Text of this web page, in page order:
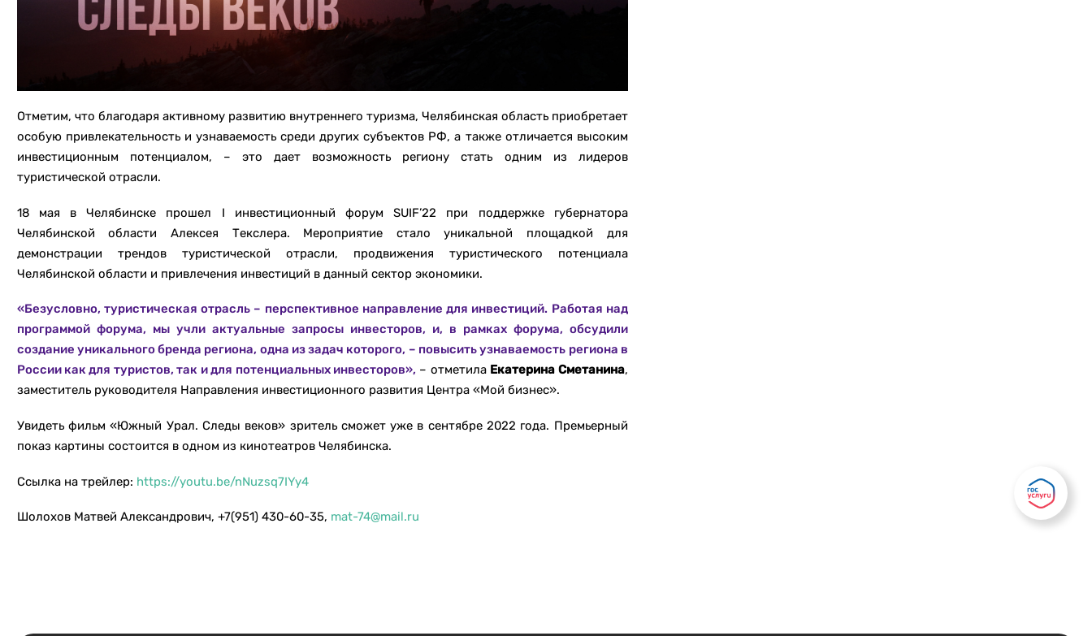
Отметим, что благодаря активному развитию внутреннего туризма, Челябинская область приобретает
особую привлекательность и узнаваемость среди других субъектов РФ, а также отличается высоким
инвестиционным потенциалом, – это дает возможность региону стать одним из лидеров
туристической отрасли.
18 мая в Челябинске прошел I инвестиционный форум SUIF’22 при поддержке губернатора
Челябинской области Алексея Текслера. Мероприятие стало уникальной площадкой для
демонстрации трендов туристической отрасли, продвижения туристического потенциала
Челябинской области и привлечения инвестиций в данный сектор экономики.
«Безусловно, туристическая отрасль – перспективное направление для инвестиций. Работая над
программой форума, мы учли актуальные запросы инвесторов, и, в рамках форума, обсудили
создание уникального бренда региона, одна из задач которого, – повысить узнаваемость региона в
России как для туристов, так и для потенциальных инвесторов», – отметила Екатерина Сметанина,
заместитель руководителя Направления инвестиционного развития Центра «Мой бизнес».
Увидеть фильм «Южный Урал. Следы веков» зритель сможет уже в сентябре 2022 года. Премьерный
показ картины состоится в одном из кинотеатров Челябинска.
Ссылка на трейлер: https://youtu.be/nNuzsq7IYy4
Шолохов Матвей Александрович, +7(951) 430-60-35, mat-74@mail.ru